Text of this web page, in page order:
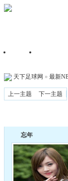
首页
天下足球网 » 最新
上一主题 下一主题
忘年